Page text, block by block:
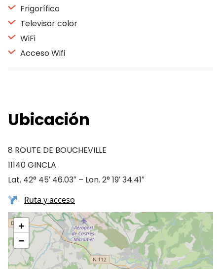
Frigorífico
Televisor color
WiFi
Acceso Wifi
Ubicación
8 ROUTE DE BOUCHEVILLE
11140 GINCLA
Lat. 42° 45′ 46.03″ – Lon. 2° 19′ 34.41″
Ruta y acceso
+
−